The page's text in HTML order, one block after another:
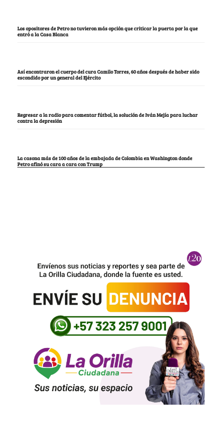
Los opositores de Petro no tuvieron más opción que criticar la puerta por la que
entró a la Casa Blanca
Así encontraron el cuerpo del cura Camilo Torres, 60 años después de haber sido
escondido por un general del Ejército
Regresar a la radio para comentar fútbol, la solución de Iván Mejía para luchar
contra la depresión
La casona más de 100 años de la embajada de Colombia en Washington donde
Petro afinó su cara a cara con Trump